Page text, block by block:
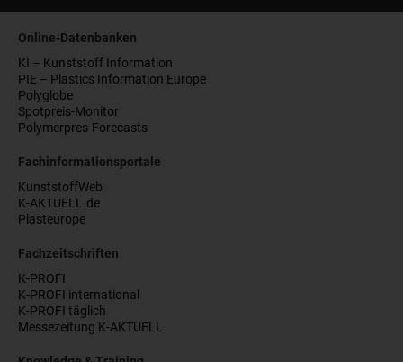
Online-Datenbanken
KI – Kunststoff Information
PIE – Plastics Information Europe
Polyglobe
Spotpreis-Monitor
Polymerpres-Forecasts
Fachinformationsportale
KunststoffWeb
K-AKTUELL.de
Plasteurope
Fachzeitschriften
K-PROFI
K-PROFI international
K-PROFI täglich
Messezeitung K-AKTUELL